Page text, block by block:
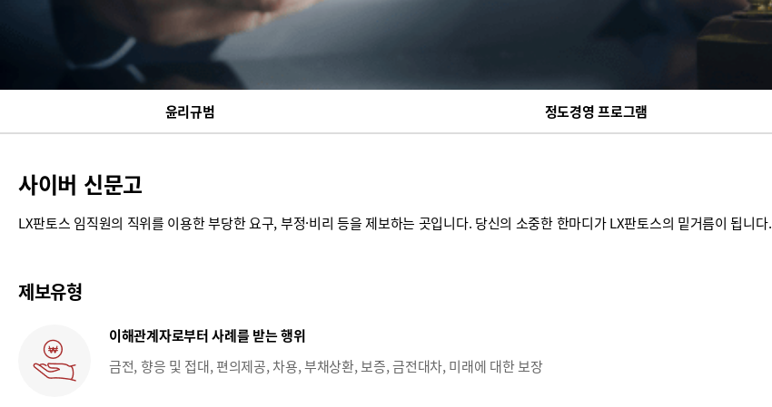
윤리규범 정도경영 프로그램
사이버 신문고
LX판토스 임직원의 직위를 이용한 부당한 요구, 부정·비리 등을 제보하는 곳입니다. 당신의 소중한 한마디가 LX판토스의 밑거름이 됩니다.
제보유형
이해관계자로부터 사례를 받는 행위
금전, 향응 및 접대, 편의제공, 차용, 부채상환, 보증, 금전대차, 미래에 대한 보장